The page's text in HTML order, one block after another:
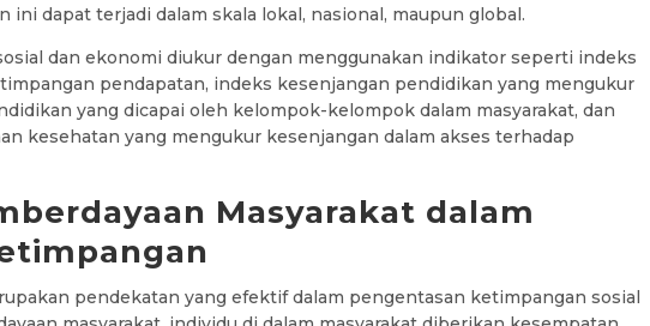
ini dapat terjadi dalam skala lokal, nasional, maupun global.
dan ekonomi diukur dengan menggunakan indikator seperti indeks
pendapatan, indeks kesenjangan pendidikan yang mengukur
yang dicapai oleh kelompok-kelompok dalam masyarakat, dan
kesehatan yang mengukur kesenjangan dalam akses terhadap
Masyarakat dalam
pendekatan yang efektif dalam pengentasan ketimpangan sosial